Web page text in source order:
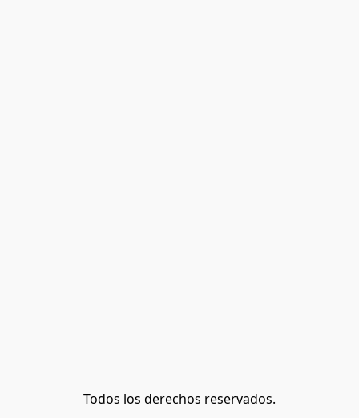
Todos los derechos reservados.